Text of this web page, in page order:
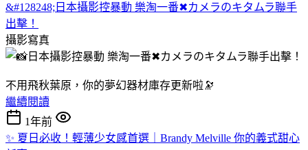
&#128248;日本攝影控暴動 樂淘一番✖カメラのキタムラ聯手
出擊！
攝影寫真
不用飛秋葉原，你的夢幻器材庫存更新啦🔭
繼續閱讀
1年前
✨ 夏日必收！輕薄少女感首選｜Brandy Melville 你的義式甜心